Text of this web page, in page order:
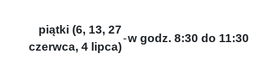
piątki (6, 13, 27
czerwca, 4 lipca)
-w godz. 8:30 do 11:30